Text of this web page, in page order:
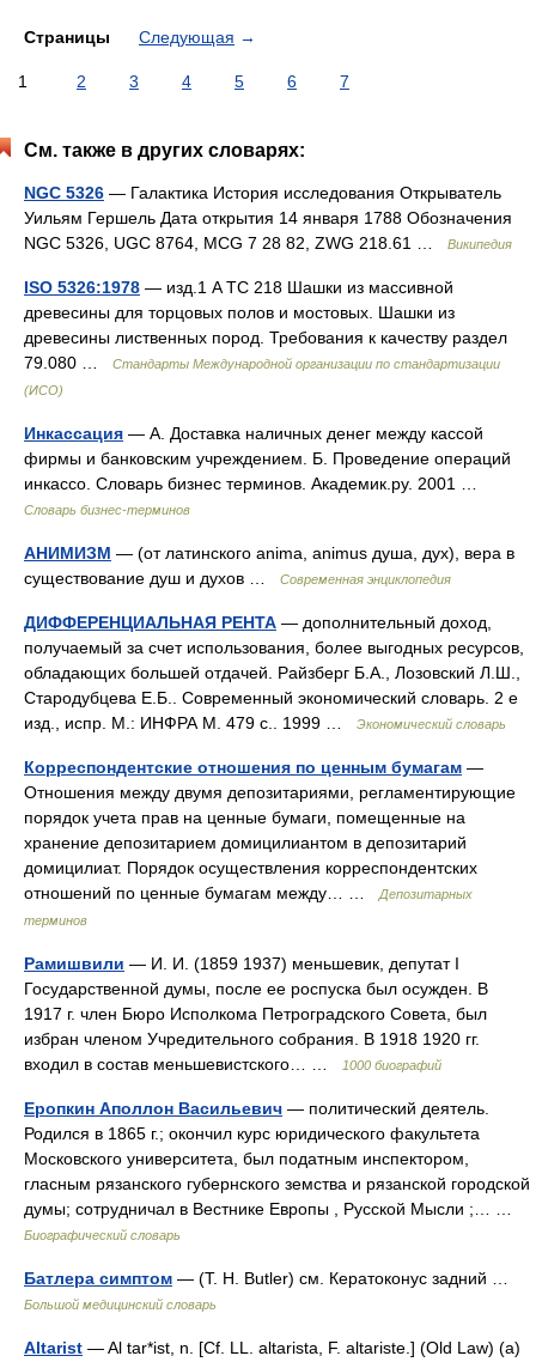
Страницы Следующая →
1 2 3 4 5 6 7
См. также в других словарях:
NGC 5326 — Галактика История исследования Открыватель
Уильям Гершель Дата открытия 14 января 1788 Обозначения
NGC 5326, UGC 8764, MCG 7 28 82, ZWG 218.61 …
Википедия
ISO 5326:1978 — изд.1 A TC 218 Шашки из массивной
древесины для торцовых полов и мостовых. Шашки из
древесины лиственных пород. Требования к качеству раздел
79.080 …
Стандарты Международной организации по стандартизации
(ИСО)
Инкассация — А. Доставка наличных денег между кассой
фирмы и банковским учреждением. Б. Проведение операций
инкассо. Словарь бизнес терминов. Академик.ру. 2001 …
Словарь бизнес-терминов
АНИМИЗМ — (от латинского anima, animus душа, дух), вера в
существование душ и духов …
Современная энциклопедия
ДИФФЕРЕНЦИАЛЬНАЯ РЕНТА — дополнительный доход,
получаемый за счет использования, более выгодных ресурсов,
обладающих большей отдачей. Райзберг Б.А., Лозовский Л.Ш.,
Стародубцева Е.Б.. Современный экономический словарь. 2 е
изд., испр. М.: ИНФРА М. 479 с.. 1999 …
Экономический словарь
Корреспондентские отношения по ценным бумагам —
Отношения между двумя депозитариями, регламентирующие
порядок учета прав на ценные бумаги, помещенные на
хранение депозитарием домицилиантом в депозитарий
домицилиат. Порядок осуществления корреспондентских
отношений по ценные бумагам между… …
Депозитарных
терминов
Рамишвили — И. И. (1859 1937) меньшевик, депутат I
Государственной думы, после ее роспуска был осужден. В
1917 г. член Бюро Исполкома Петроградского Совета, был
избран членом Учредительного собрания. В 1918 1920 гг.
входил в состав меньшевистского… …
1000 биографий
Еропкин Аполлон Васильевич — политический деятель.
Родился в 1865 г.; окончил курс юридического факультета
Московского университета, был податным инспектором,
гласным рязанского губернского земства и рязанской городской
думы; сотрудничал в Вестнике Европы , Русской Мысли ;… …
Биографический словарь
Батлера симптом — (Т. Н. Butler) см. Кератоконус задний …
Большой медицинский словарь
Altarist — Al tar*ist, n. [Cf. LL. altarista, F. altariste.] (Old Law) (a)